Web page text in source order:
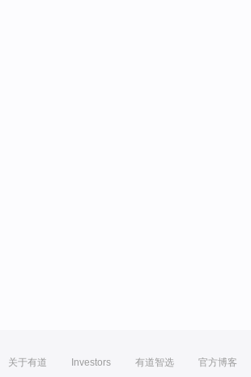
关于有道 Investors 有道智选 官方博客